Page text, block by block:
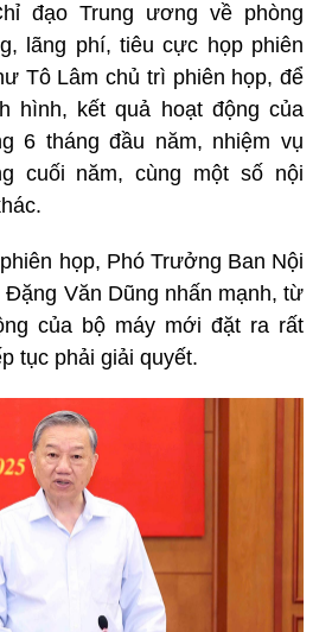
đạo Trung ương về phòng
lãng phí, tiêu cực họp phiên
Tô Lâm chủ trì phiên họp, để
hình, kết quả hoạt động của
6 tháng đầu năm, nhiệm vụ
cuối năm, cùng một số nội
họp, Phó Trưởng Ban Nội
Văn Dũng nhấn mạnh, từ
của bộ máy mới đặt ra rất
tục phải giải quyết.